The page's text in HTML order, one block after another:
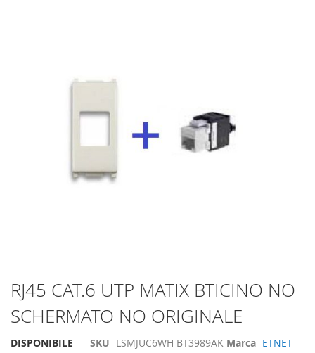
Vai
all'inizio
della
galleria
di
RJ45 CAT.6 UTP MATIX BTICINO NO
SCHERMATO NO ORIGINALE
DISPONIBILE SKU LSMJUC6WH BT3989AK Marca ETNET